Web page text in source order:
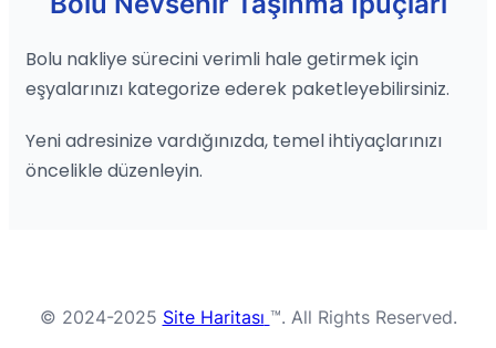
Bolu nakliye sürecini verimli hale getirmek için
eşyalarınızı kategorize ederek paketleyebilirsiniz.
Yeni adresinize vardığınızda, temel ihtiyaçlarınızı
öncelikle düzenleyin.
© 2024-2025 Site Haritası ™. All Rights Reserved.